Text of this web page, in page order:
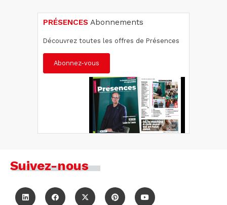
PRÉSENCES Abonnements
Découvrez toutes les offres de Présences
Abonnez-vous
Suivez-nous